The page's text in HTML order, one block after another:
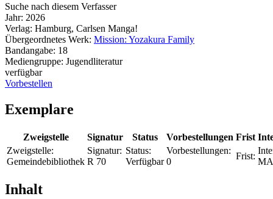
Suche nach diesem Verfasser
Jahr: 2026
Verlag: Hamburg, Carlsen Manga!
Übergeordnetes Werk: Mission: Yozakura Family
Bandangabe: 18
Mediengruppe: Jugendliteratur
verfügbar
Vorbestellen
Exemplare
Zweigstelle Signatur Status Vorbestellungen Frist
Zweigstelle:
Gemeindebibliothek
Signatur:
R 70
Status:
Verfügbar
Vorbestellungen:
0
Frist:
Inhalt